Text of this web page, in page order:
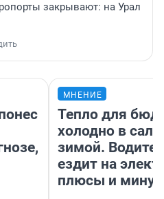
закрывают: на Урал
МНЕНИЕ
Тепло для
холодно в
зимой.
ездит на
плюсы и